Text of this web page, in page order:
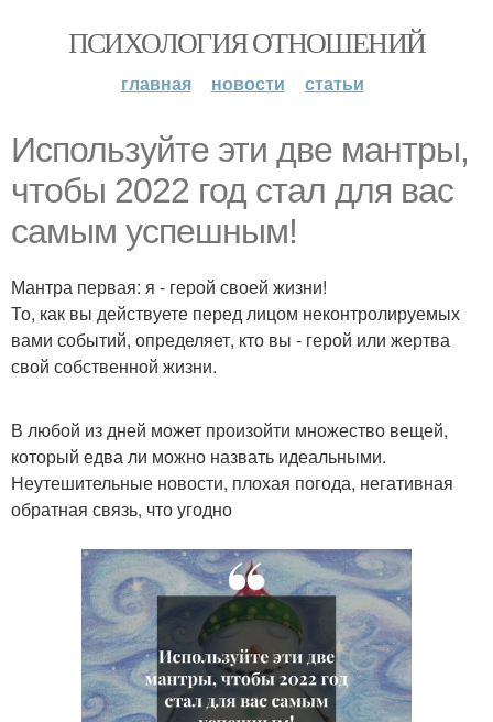
ПСИХОЛОГИЯ ОТНОШЕНИЙ
главная новости статьи
Используйте эти две мантры,
чтобы 2022 год стал для вас
самым успешным!
Мантра первая: я - герой своей жизни!
То, как вы действуете перед лицом неконтролируемых
вами событий, определяет, кто вы - герой или жертва
свой собственной жизни.
В любой из дней может произойти множество вещей,
который едва ли можно назвать идеальными.
Неутешительные новости, плохая погода, негативная
обратная связь, что угодно